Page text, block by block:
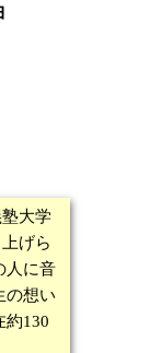
大学
げら
人に音
の想い
約130